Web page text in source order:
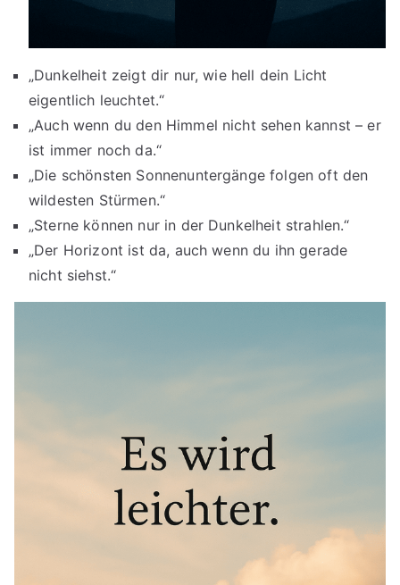
„Dunkelheit zeigt dir nur, wie hell dein Licht
eigentlich leuchtet.“
„Auch wenn du den Himmel nicht sehen kannst – er
ist immer noch da.“
„Die schönsten Sonnenuntergänge folgen oft den
wildesten Stürmen.“
„Sterne können nur in der Dunkelheit strahlen.“
„Der Horizont ist da, auch wenn du ihn gerade
nicht siehst.“